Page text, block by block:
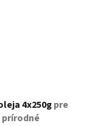
4x250gpre
prírodné